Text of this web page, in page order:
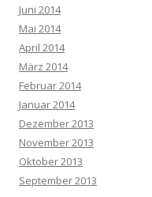
Juni 2014
Mai 2014
April 2014
März 2014
Februar 2014
Januar 2014
Dezember 2013
November 2013
Oktober 2013
September 2013